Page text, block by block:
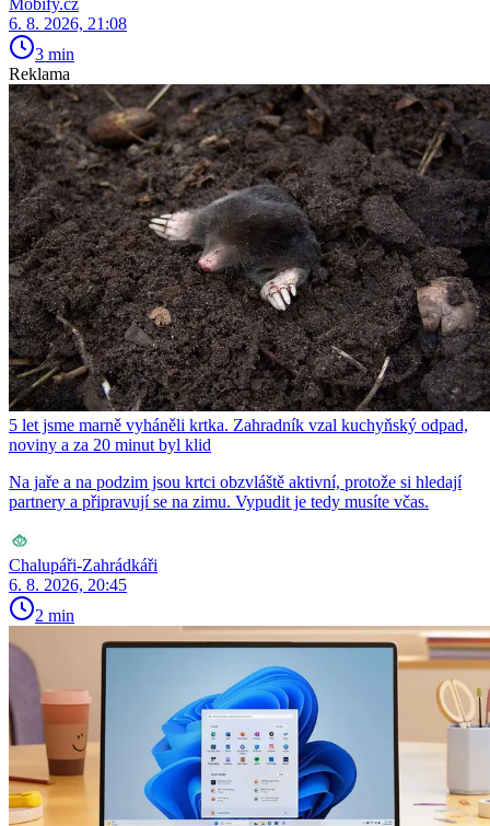
6. 8. 2026, 21:08
3 min
Reklama
5 let jsme marně vyháněli krtka. Zahradník vzal kuchyňský odpad,
noviny a za 20 minut byl klid
Na jaře a na podzim jsou krtci obzvláště aktivní, protože si hledají
partnery a připravují se na zimu. Vypudit je tedy musíte včas.
Chalupáři-Zahrádkáři
6. 8. 2026, 20:45
2 min